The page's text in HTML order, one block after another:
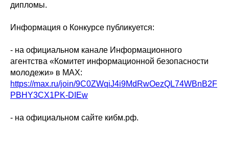
дипломы.
Информация о Конкурсе публикуется:
- на официальном канале Информационного
агентства «Комитет информационной безопасности
молодежи» в МАХ:
https://max.ru/join/9C0ZWqiJ4i9MdRwOezQL74WBnB2F
PBHY3CX1PK-DIEw
- на официальном сайте кибм.рф.